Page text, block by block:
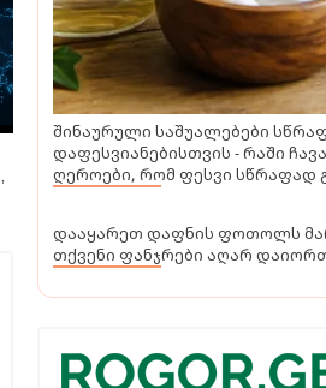
შინაურული საშუალებები
დაფესვიანებისთვის - რაში
ღეროები, რომ ფესვი სწრაფად
დააყარეთ დაფნის ფოთოლს
თქვენი ფანჯრები აღარ